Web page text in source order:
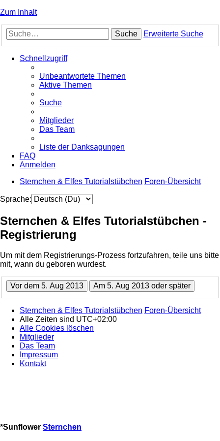
Zum Inhalt
Suche Erweiterte Suche
Schnellzugriff
Unbeantwortete Themen
Aktive Themen
Suche
Mitglieder
Das Team
Liste der Danksagungen
FAQ
Anmelden
Sternchen & Elfes Tutorialstübchen Foren-Übersicht
Sprache:
Sternchen & Elfes Tutorialstübchen -
Registrierung
Um mit dem Registrierungs-Prozess fortzufahren, teile uns bitte
mit, wann du geboren wurdest.
Sternchen & Elfes Tutorialstübchen Foren-Übersicht
Alle Zeiten sind UTC+02:00
Alle Cookies löschen
Mitglieder
Das Team
Impressum
Kontakt
*Sunflower Sternchen